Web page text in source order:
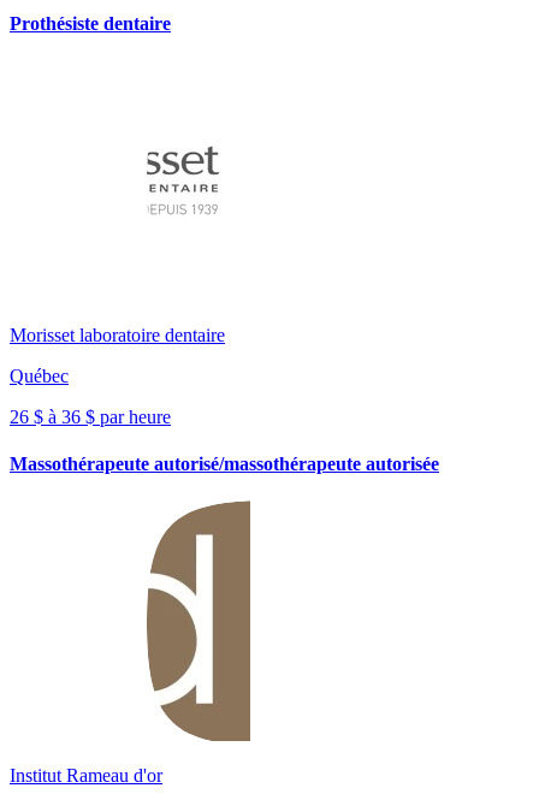
Prothésiste dentaire
Morisset laboratoire dentaire
Québec
26 $ à 36 $ par heure
Massothérapeute autorisé/massothérapeute autorisée
Institut Rameau d'or